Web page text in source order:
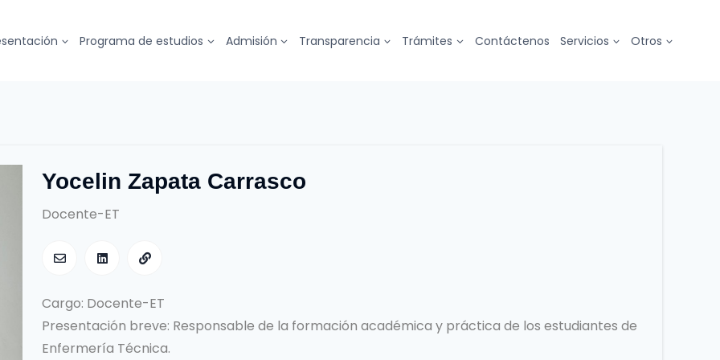
Programa de estudios Admisión Transparencia Trámites Contáctenos Servicios Otros
Yocelin Zapata Carrasco
Docente-ET
Cargo: Docente-ET
Presentación breve: Responsable de la formación académica y práctica de los estudiantes de
Enfermería Técnica.